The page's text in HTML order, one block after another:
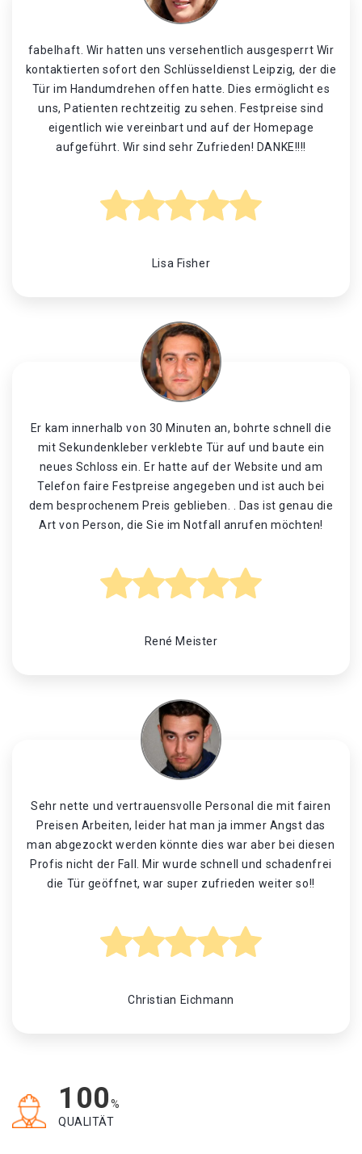
fabelhaft. Wir hatten uns versehentlich ausgesperrt Wir
kontaktierten sofort den Schlüsseldienst Leipzig, der die
Tür im Handumdrehen offen hatte. Dies ermöglicht es
uns, Patienten rechtzeitig zu sehen. Festpreise sind
eigentlich wie vereinbart und auf der Homepage
aufgeführt. Wir sind sehr Zufrieden! DANKE!!!!
Lisa Fisher
Er kam innerhalb von 30 Minuten an, bohrte schnell die
mit Sekundenkleber verklebte Tür auf und baute ein
neues Schloss ein. Er hatte auf der Website und am
Telefon faire Festpreise angegeben und ist auch bei
dem besprochenem Preis geblieben. . Das ist genau die
Art von Person, die Sie im Notfall anrufen möchten!
René Meister
Sehr nette und vertrauensvolle Personal die mit fairen
Preisen Arbeiten, leider hat man ja immer Angst das
man abgezockt werden könnte dies war aber bei diesen
Profis nicht der Fall. Mir wurde schnell und schadenfrei
die Tür geöffnet, war super zufrieden weiter so!!
Christian Eichmann
100%
QUALITÄT